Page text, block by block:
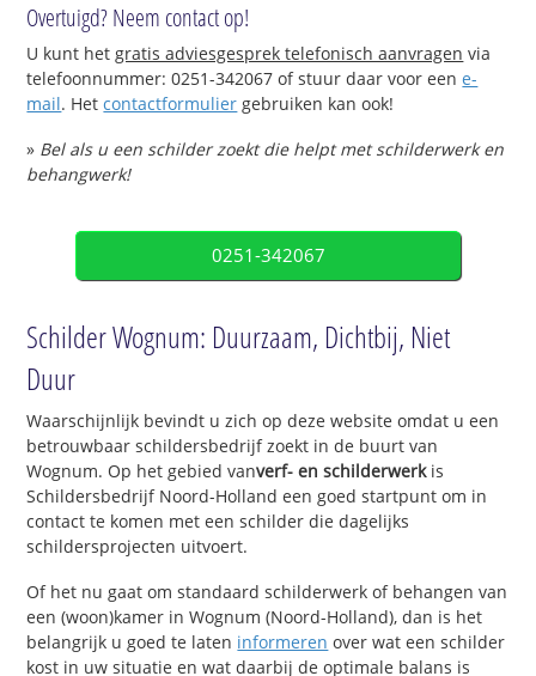
Overtuigd? Neem contact op!
U kunt hetgratis adviesgesprek telefonisch aanvragen via
telefoonnummer: 0251-342067 of stuur daar voor eene-
mail. Hetcontactformulier gebruiken kan ook!
» Bel als u een schilder zoekt die helpt met schilderwerk en
behangwerk!
0251-342067
Schilder Wognum: Duurzaam, Dichtbij, Niet
Duur
Waarschijnlijk bevindt u zich op deze website omdat u een
betrouwbaar schildersbedrijf zoekt in de buurt van
Wognum. Op het gebied vanverf- en schilderwerkis
Schildersbedrijf Noord-Holland een goed startpunt om in
contact te komen met een schilder die dagelijks
schildersprojecten uitvoert.
Of het nu gaat om standaard schilderwerk of behangen van
een (woon)kamer in Wognum (Noord-Holland), dan is het
belangrijk u goed te laten informeren over wat een schilder
kost in uw situatie en wat daarbij de optimale balans is